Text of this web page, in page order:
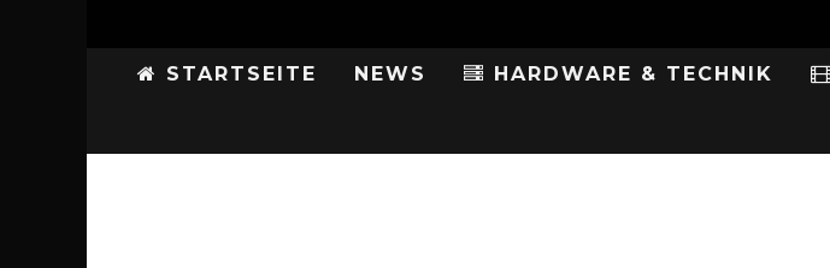
STARTSEITE NEWS HARDWARE & TECHNIK